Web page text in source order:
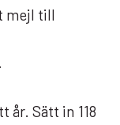
mejl till
år. Sätt in 118